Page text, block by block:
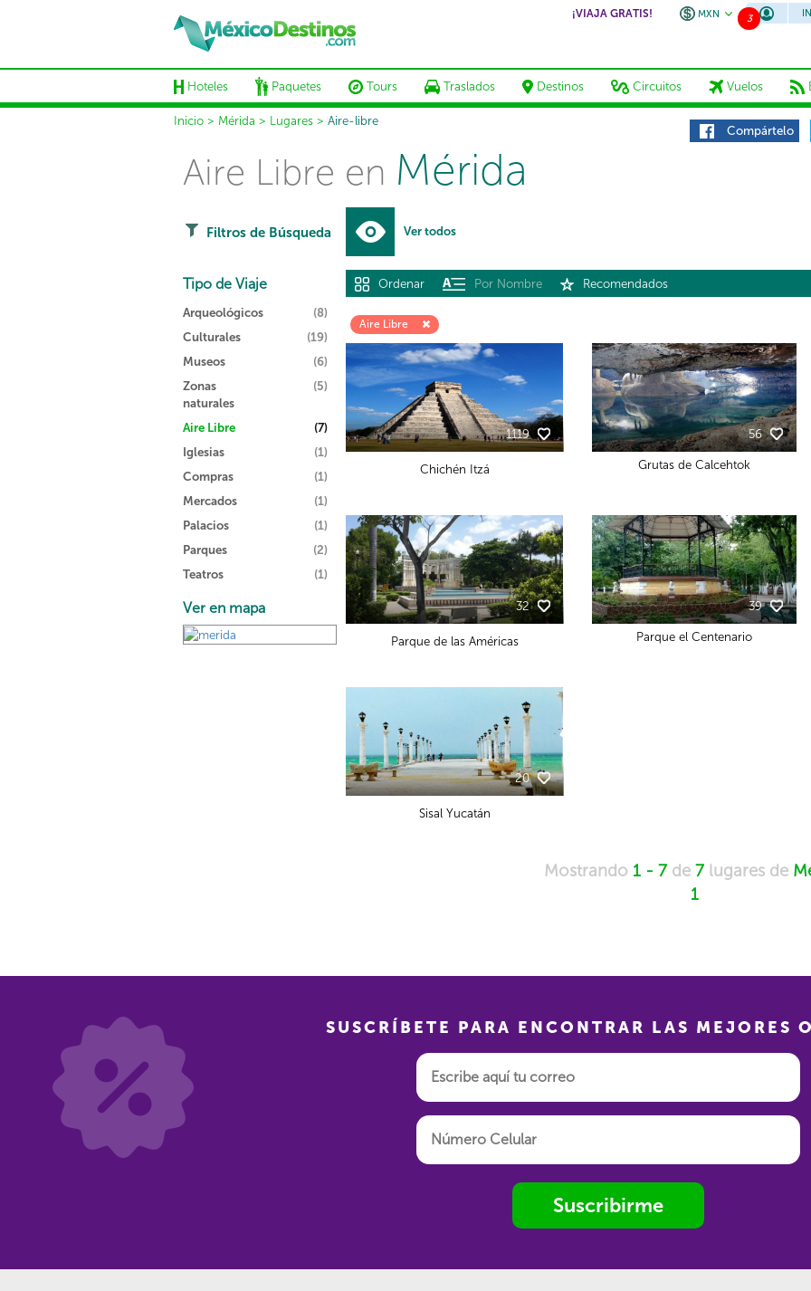
¡VIAJA GRATIS! MXN 3
Hoteles Paquetes Tours Traslados Destinos Circuitos Vuelos
Inicio > Mérida > Lugares > Aire-libre
Compártelo
Aire Libre en Mérida
Ver todos
Filtros de Búsqueda
Tipo de Viaje
Arqueológicos
(8)
Culturales
(19)
Museos
(6)
Zonas
naturales
(5)
Aire Libre
(7)
Iglesias
(1)
Compras
(1)
Mercados
(1)
Palacios
(1)
Parques
(2)
Teatros
(1)
Ver en mapa
Ordenar Por Nombre Recomendados
Aire Libre
1119
Chichén Itzá
56
Grutas de Calcehtok
32
Parque de las Américas
39
Parque el Centenario
20
Sisal Yucatán
Mostrando 1 - 7de 7lugares de
1
SUSCRÍBETE PARA ENCONTRAR LAS MEJORES
Suscribirme